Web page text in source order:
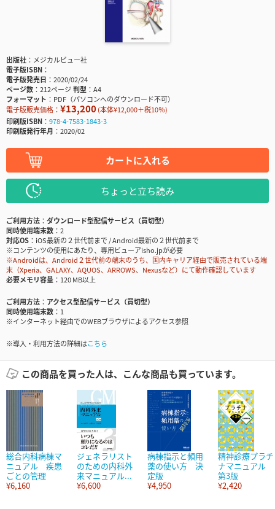
出版社
メジカルビュー社
電子版ISBN
電子版発売日
2020/02/24
ページ数
212ページ判型
A4
フォーマット
PDF（パソコンへのダウンロード不可）
電子版販売価格： ¥13,200(本体¥12,000＋税10％)
印刷版ISBN
978-4-7583-1843-3
印刷版発行年月
2020/02
カートに入れる
ちょっと立ち読み
ご利用方法
ダウンロード型配信サービス（買切型）
同時使用端末数
2
対応OS
iOS最新の２世代前まで / Android最新の２世代前まで
※コンテンツの使用にあたり、専用ビューアisho.jpが必要
※Androidは、Android２世代前の端末のうち、国内キャリア経由で販売されている端
末（Xperia、GALAXY、AQUOS、ARROWS、Nexusなど）にて動作確認しています
必要メモリ容量
120 MB以上
ご利用方法
アクセス型配信サービス（買切型）
同時使用端末数
1
※インターネット経由でのWEBブラウザによるアクセス参照
※導入・利用方法の詳細はこちら
この商品を買った人は、こんな商品も買っています。
総合内科病棟マ
ニュアル 疾患
ごとの管理
¥6,160
ジェネラリスト
のための内科外
来マニュアル...
¥6,600
病棟指示と頻用
薬の使い方 決
定版
¥4,950
精神診療プラチ
ナマニュアル
第3版
¥2,420